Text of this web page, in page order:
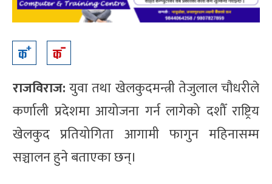
राजविराज:युवा तथा खेलकुदमन्त्री तेजुलाल चौधरीले
कर्णाली प्रदेशमा आयोजना गर्न लागेको दशौँ राष्ट्रिय
खेलकुद प्रतियोगिता आगामी फागुन महिनासम्म
सञ्चालन हुने बताएका छन्।